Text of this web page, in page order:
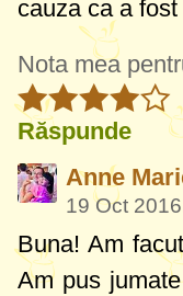
cauza ca a
Nota mea
Răspunde
Anne
19 Oct
Buna! Am
Am pus